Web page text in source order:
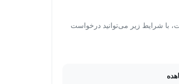
شرایط زیر می‌توانید درخواست